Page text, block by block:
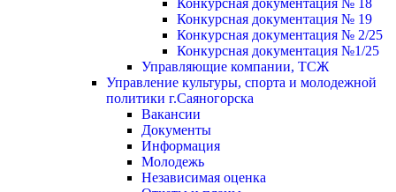
Конкурсная документация № 18
Конкурсная документация № 19
Конкурсная документация № 2/25
Конкурсная документация №1/25
Управляющие компании, ТСЖ
Управление культуры, спорта и молодежной
политики г.Саяногорска
Вакансии
Документы
Информация
Молодежь
Независимая оценка